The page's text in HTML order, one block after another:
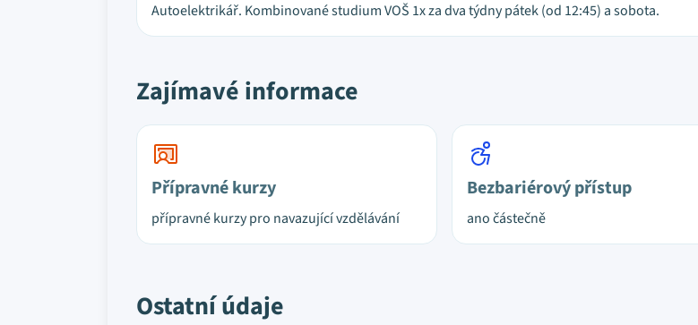
Autoelektrikář. Kombinované studium VOŠ 1x za dva týdny pátek (od 12:45) a sobota.
Zajímavé informace
Přípravné kurzy
přípravné kurzy pro navazující vzdělávání
Bezbariérový přístup
ano částečně
Ostatní údaje